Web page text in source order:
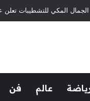
محمد رمضان فرج الله يناقش
عالم فن